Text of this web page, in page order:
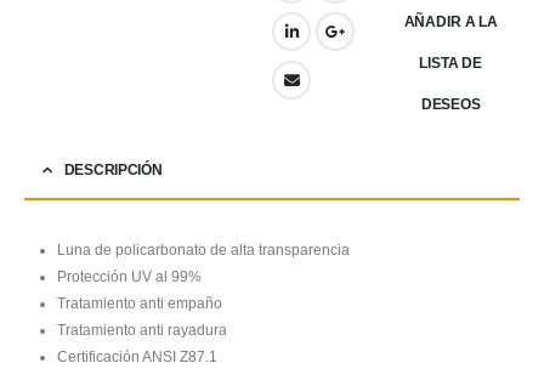
AÑADIR A LA
LISTA DE
DESEOS
DESCRIPCIÓN
Luna de policarbonato de alta transparencia
Protección UV al 99%
Tratamiento anti empaño
Tratamiento anti rayadura
Certificación ANSI Z87.1